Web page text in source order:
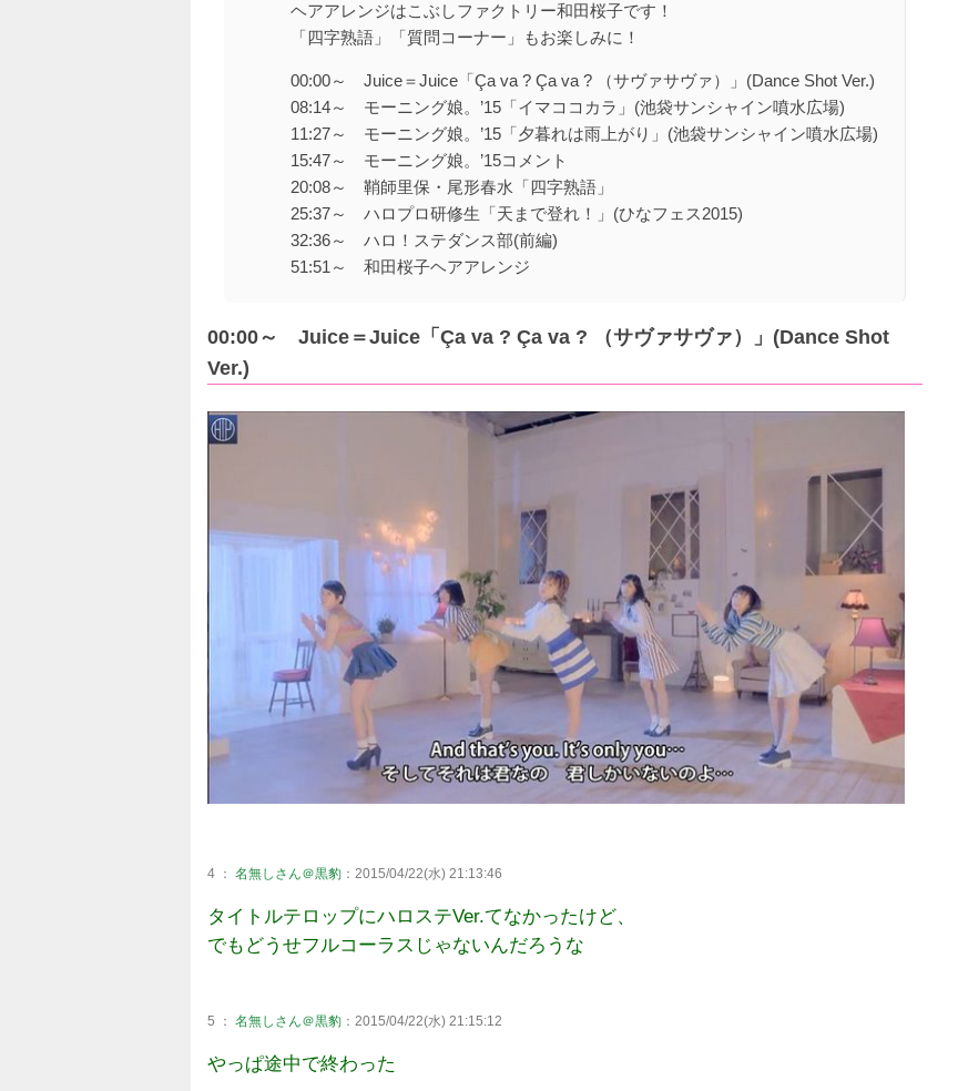
ヘアアレンジはこぶしファクトリー和田桜子です！
「四字熟語」「質問コーナー」もお楽しみに！
00:00～ Juice＝Juice「Ça va ? Ça va ? （サヴァサヴァ）」(Dance Shot Ver.)
08:14～ モーニング娘。’15「イマココカラ」(池袋サンシャイン噴水広場)
11:27～ モーニング娘。’15「夕暮れは雨上がり」(池袋サンシャイン噴水広場)
15:47～ モーニング娘。’15コメント
20:08～ 鞘師里保・尾形春水「四字熟語」
25:37～ ハロプロ研修生「天まで登れ！」(ひなフェス2015)
32:36～ ハロ！ステダンス部(前編)
51:51～ 和田桜子ヘアアレンジ
00:00～ Juice＝Juice「Ça va ? Ça va ? （サヴァサヴァ）」(Dance Shot
Ver.)
4 ： 名無しさん＠黒豹 ：2015/04/22(水) 21:13:46
タイトルテロップにハロステVer.てなかったけど、
でもどうせフルコーラスじゃないんだろうな
5 ： 名無しさん＠黒豹 ：2015/04/22(水) 21:15:12
やっぱ途中で終わった